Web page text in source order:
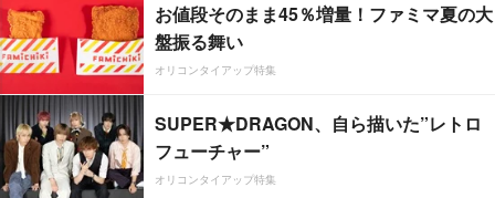
お値段そのまま45％増量！ファミマ夏の大
盤振る舞い
オリコンタイアップ特集
SUPER★DRAGON、自ら描いた”レトロ
フューチャー”
オリコンタイアップ特集